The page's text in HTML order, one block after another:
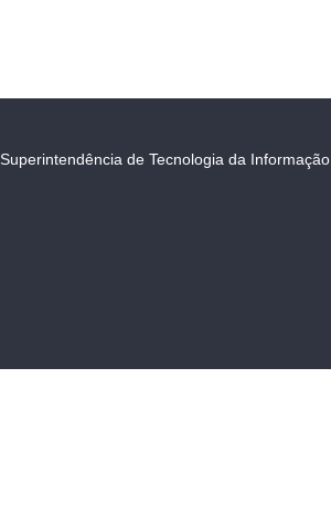
Superintendência de Tecnologia da Informação